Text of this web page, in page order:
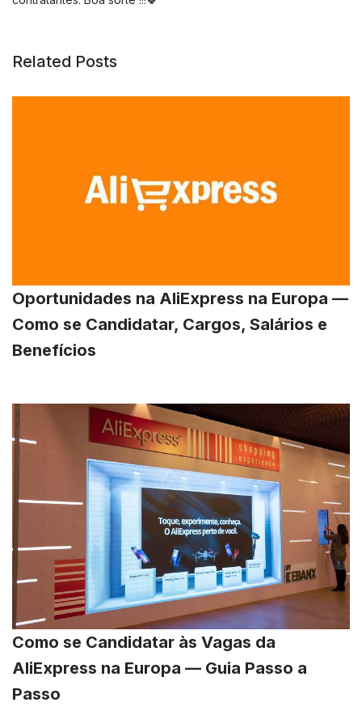
Related Posts
Oportunidades na AliExpress na Europa —
Como se Candidatar, Cargos, Salários e
Benefícios
Como se Candidatar às Vagas da
AliExpress na Europa — Guia Passo a
Passo